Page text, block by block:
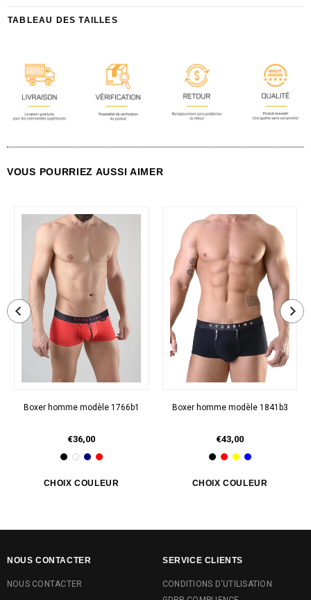
TABLEAU DES TAILLES
VOUS POURRIEZ AUSSI AIMER
Boxer homme modèle 1766b1
€36,00
Boxer homme modèle 1841b3
€43,00
NOUS CONTACTER
NOUS CONTACTER
SERVICE CLIENTS
CONDITIONS D'UTILISATION